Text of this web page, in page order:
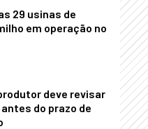
29 usinas de
em operação no
deve revisar
do prazo de